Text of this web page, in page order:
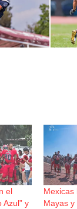
el
Azul” y
Mexicas
Mayas